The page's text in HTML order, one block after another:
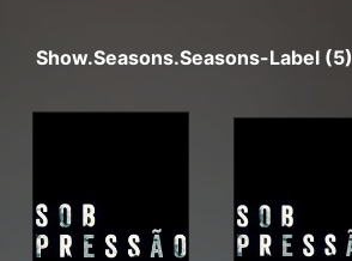
Show.seasons.seasons-Label (5)